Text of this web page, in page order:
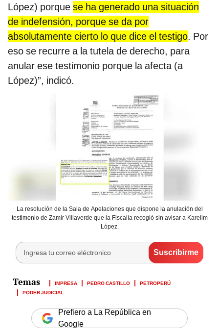
López) porque se ha generado una situación
de indefensión, porque se da por
absolutamente cierto lo que dice el testigo. Por
eso se recurre a la tutela de derecho, para
anular ese testimonio porque la afecta (a
López)”, indicó.
La resolución de la Sala de Apelaciones que dispone la anulación del
testimonio de Zamir Villaverde que la Fiscalía recogió sin avisar a Karelim
López.
IMPRESA PEDRO CASTILLO
PETROPERÚ
PODER JUDICIAL
Prefiero a La República en
Google